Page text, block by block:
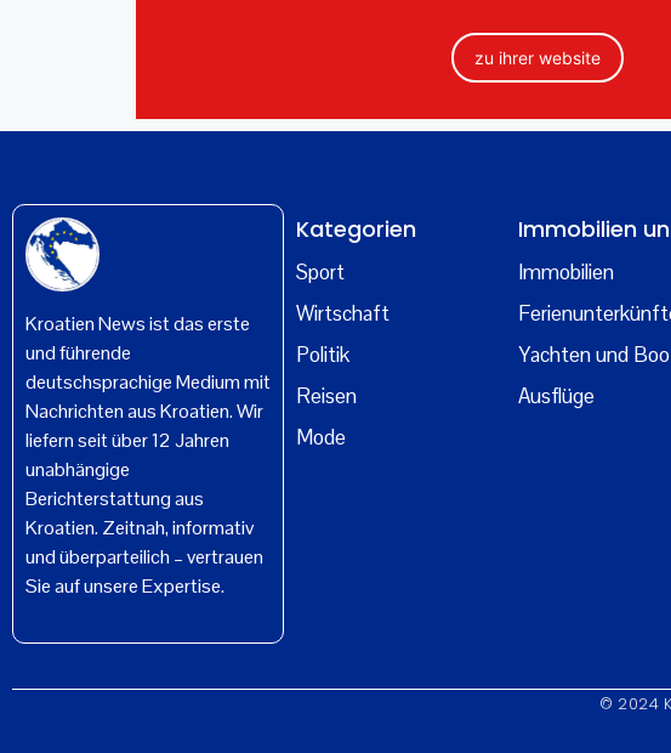
zu ihrer website
Kroatien News ist das erste
und führende
deutschsprachige Medium mit
Nachrichten aus Kroatien. Wir
liefern seit über 12 Jahren
unabhängige
Berichterstattung aus
Kroatien. Zeitnah, informativ
und überparteilich – vertrauen
Sie auf unsere Expertise.
Kategorien
Sport
Wirtschaft
Politik
Reisen
Mode
Immobilien
Immobilien
Yachten und
Ausflüge
© 2024